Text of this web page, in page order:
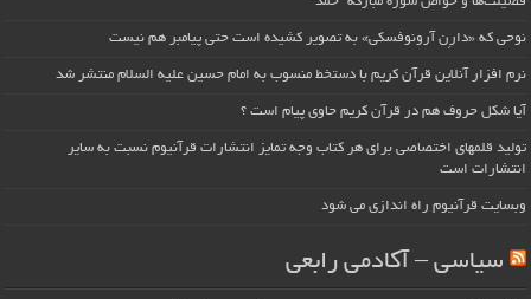
نوحی که «دارِن آرونوفسکی» به تصویر کشیده است حتی پیامبر هم نیست
نرم افزار آنلاین قرآن کریم با دستخط منسوب به امام حسین علیه السلام منتشر شد
آیا شکل حروف هم در قرآن کریم حاوی پیام است ؟
تولید قلمهای اختصاصی برای هر کتاب وجه تمایز انتشارات قرآنیوم نسبت به سایر
انتشارات است
وبسایت قرآنیوم راه اندازی می شود
سیاسی – آکادمی رابعی